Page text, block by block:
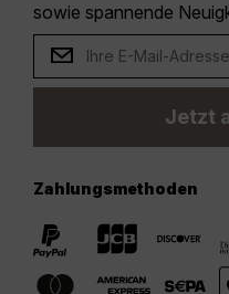
sowie spannende
Jetzt
Zahlungsmethoden